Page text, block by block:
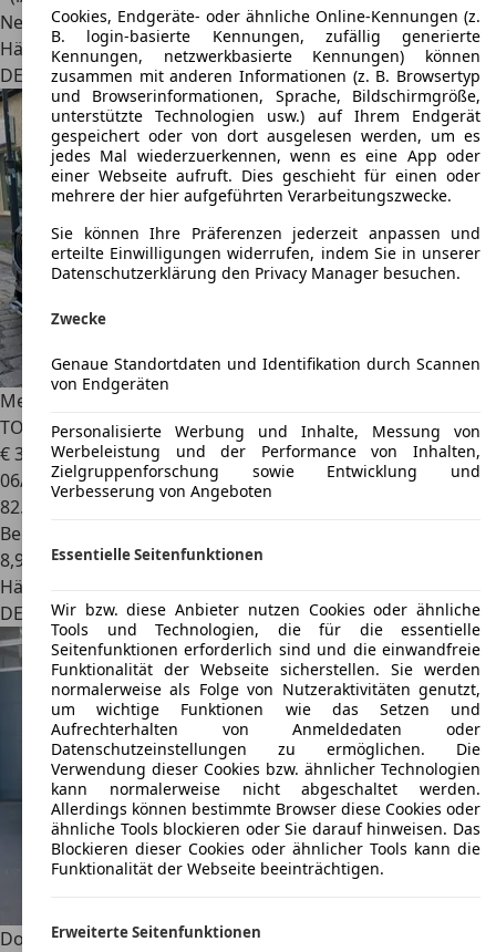
Neu
Händler
DE 57482Wenden
Mercedes-Benz C 63 AMG
TOTW SPUR
€ 35.900
06/2017
82.000 km
Benzin
8,9 l/100 km (komb.)
Händler
DE 14513 Teltow
Dodge Challenger3.6 WideBody/SHZ/CarPlay/KAMERA/R20
Cookies, Endgeräte- oder ähnliche Online-Kennungen (z.
B. login-basierte Kennungen, zufällig generierte
Kennungen, netzwerkbasierte Kennungen) können
zusammen mit anderen Informationen (z. B. Browsertyp
und Browserinformationen, Sprache, Bildschirmgröße,
unterstützte Technologien usw.) auf Ihrem Endgerät
gespeichert oder von dort ausgelesen werden, um es
jedes Mal wiederzuerkennen, wenn es eine App oder
einer Webseite aufruft. Dies geschieht für einen oder
mehrere der hier aufgeführten Verarbeitungszwecke.
Sie können Ihre Präferenzen jederzeit anpassen und
erteilte Einwilligungen widerrufen, indem Sie in unserer
Datenschutzerklärung den Privacy Manager besuchen.
Zwecke
Genaue Standortdaten und Identifikation durch Scannen
von Endgeräten
Personalisierte Werbung und Inhalte, Messung von
Werbeleistung und der Performance von Inhalten,
Zielgruppenforschung sowie Entwicklung und
Verbesserung von Angeboten
Essentielle Seitenfunktionen
Wir bzw. diese Anbieter nutzen Cookies oder ähnliche
Tools und Technologien, die für die essentielle
Seitenfunktionen erforderlich sind und die einwandfreie
Funktionalität der Webseite sicherstellen. Sie werden
normalerweise als Folge von Nutzeraktivitäten genutzt,
um wichtige Funktionen wie das Setzen und
Aufrechterhalten von Anmeldedaten oder
Datenschutzeinstellungen zu ermöglichen. Die
Verwendung dieser Cookies bzw. ähnlicher Technologien
kann normalerweise nicht abgeschaltet werden.
Allerdings können bestimmte Browser diese Cookies oder
ähnliche Tools blockieren oder Sie darauf hinweisen. Das
Blockieren dieser Cookies oder ähnlicher Tools kann die
Funktionalität der Webseite beeinträchtigen.
Erweiterte Seitenfunktionen